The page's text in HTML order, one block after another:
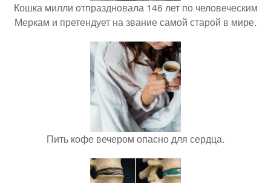
Кошка милли отпраздновала 146 лет по человеческим
Меркам и претендует на звание самой старой в мире.
Пить кофе вечером опасно для сердца.